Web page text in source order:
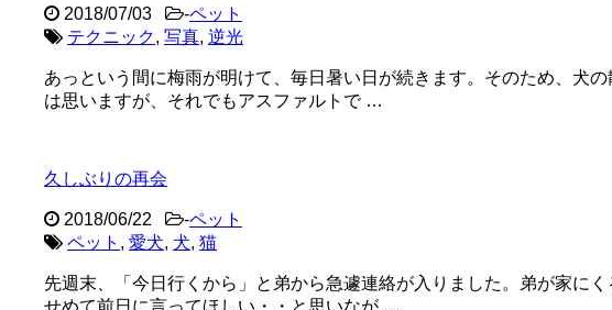
2018/07/03 -ペット
テクニック, 写真, 逆光
あっという間に梅雨が明けて、毎日暑い日が続きます。そのため、犬
は思いますが、それでもアスファルトで …
久しぶりの再会
2018/06/22 -ペット
ペット , 愛犬, 犬, 猫
先週末、「今日行くから」と弟から急遽連絡が入りました。弟が家に
せめて前日に言ってほしい・・と思いなが …